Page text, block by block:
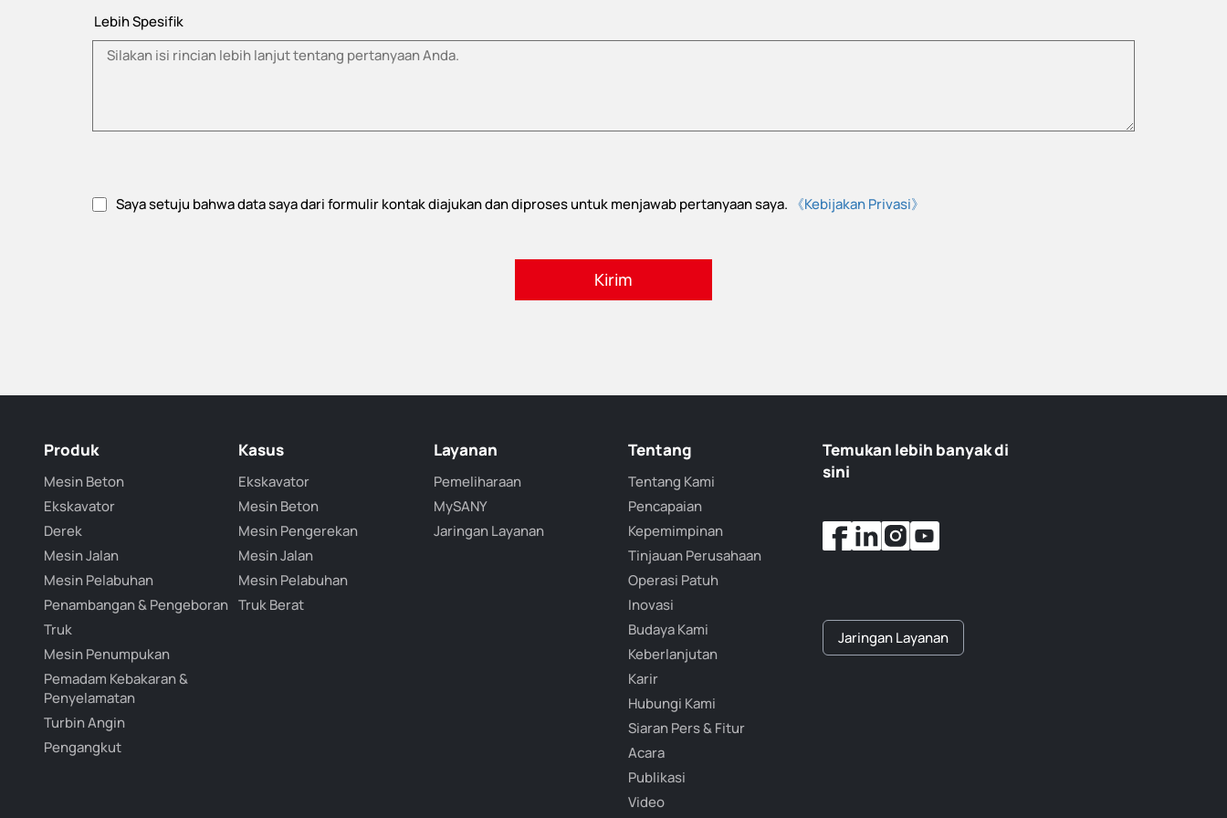
Lebih Spesifik
Saya setuju bahwa data saya dari formulir kontak diajukan dan diproses untuk menjawab pertanyaan saya. 《Kebijakan Privasi》
Produk
Mesin Beton
Ekskavator
Derek
Mesin Jalan
Mesin Pelabuhan
Penambangan & Pengeboran
Truk
Mesin Penumpukan
Pemadam Kebakaran &
Penyelamatan
Turbin Angin
Pengangkut
Kasus
Ekskavator
Mesin Beton
Mesin Pengerekan
Mesin Jalan
Mesin Pelabuhan
Truk Berat
Layanan
Pemeliharaan
MySANY
Jaringan Layanan
Tentang
Tentang Kami
Pencapaian
Kepemimpinan
Tinjauan Perusahaan
Operasi Patuh
Inovasi
Budaya Kami
Keberlanjutan
Karir
Hubungi Kami
Siaran Pers & Fitur
Acara
Publikasi
Video
Temukan lebih banyak di
sini
Jaringan Layanan